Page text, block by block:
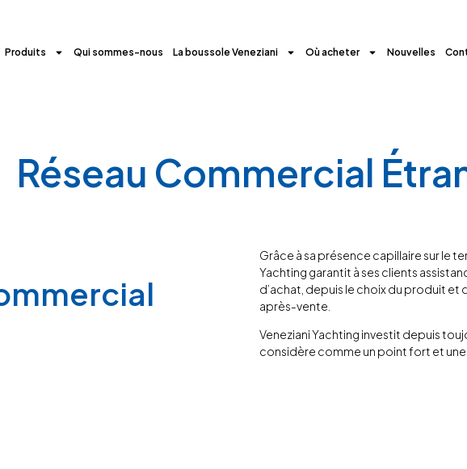
Produits Qui sommes-nous La boussole Veneziani Où acheter Nouvelles
Réseau Commercial
Grâce à sa présence capillaire sur le
Yachting garantit à ses clients
d’achat, depuis le choix du produit et
après-vente.
Veneziani Yachting investit depuis
considère comme un point fort et une